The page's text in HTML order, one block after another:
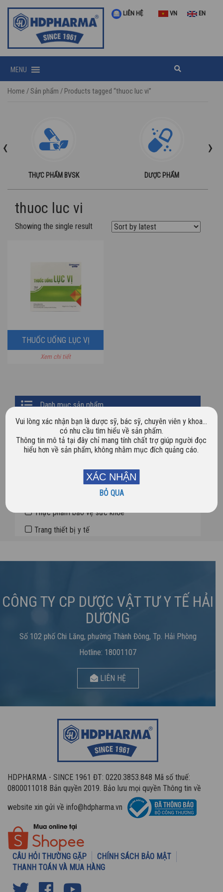
LIÊN HỆ VN EN
MENU
Home /Sản phẩm / Products tagged “thuoc luc vi”
THỰC PHẨM BVSK DƯỢC PHẨM
‹ ›
Primary
Sidebar
Danh mục sản phẩm
Chưa phân loại
Dược mỹ phẩm
Thực phẩm bảo vệ sức khỏe
Trang thiết bị y tế
thuoc luc vi
Showing the single result
THUỐC UỐNG LỤC VỊ
Xem chi tiết
CÔNG TY CP DƯỢC VẬT TƯ Y TẾ HẢI
DƯƠNG
Số 102 phố Chi Lăng, phường Thành Đông, Tp. Hải Phòng
Hotline: 18001107
LIÊN HỆ
HDPHARMA - SINCE 1961 ĐT: 0220.3853.848 Mã số thuế:
0800011018 Bản quyền 2019. Bảo lưu mọi quyền Thông tin về
website xin gửi về info@hdpharma.vn
CÂU HỎI THƯỜNG GẶP
CHÍNH SÁCH BẢO MẬT
THANH TOÁN VÀ MUA HÀNG
Vui lòng xác nhận bạn là dược sỹ, bác sỹ, chuyên viên y khoa…
có nhu cầu tìm hiểu về sản phẩm.
Thông tin mô tả tại đây chỉ mang tính chất trợ giúp người đọc
hiểu hơn về sản phẩm, không nhằm mục đích quảng cáo.
BỎ QUA
XÁC NHẬN